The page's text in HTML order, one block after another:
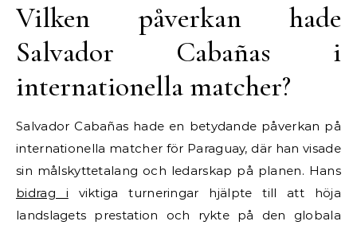
Vilken påverkan hade
Salvador Cabañas i
internationella matcher?
Salvador Cabañas hade en betydande påverkan på
internationella matcher för Paraguay, där han visade
sin målskyttetalang och ledarskap på planen. Hans
bidrag i viktiga turneringar hjälpte till att höja
landslagets prestation och rykte på den globala